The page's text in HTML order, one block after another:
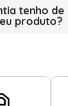
tenho de
produto?